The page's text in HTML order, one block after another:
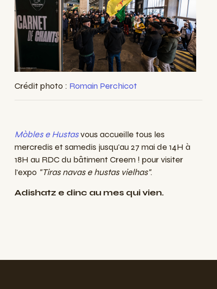
Crédit photo : Romain Perchicot
Mòbles e Hustasvous accueille tous les
mercredis et samedis jusqu'au 27 mai de 14H à
18H au RDC du bâtiment Creem ! pour visiter
l'expo "Tiras navas e hustas vielhas".
Adishatz e dinc au mes qui vien.